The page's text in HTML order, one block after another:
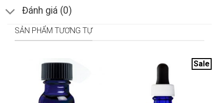
Đánh giá (0)
SẢN PHẨM TƯƠNG TỰ
Sale